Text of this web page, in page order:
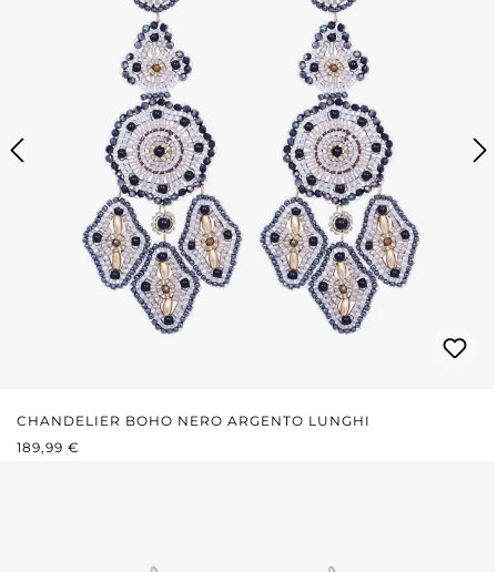
CHANDELIER BOHO NERO ARGENTO LUNGHI
PREZZO NORMALE:
189,99 €